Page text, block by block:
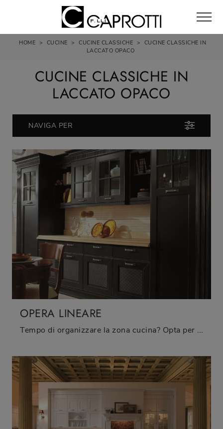
HOME > CUCINE > CUCINE CLASSICHE > CUCINE CLASSICHE IN
LACCATO OPACO
CUCINE CLASSICHE IN
LACCATO OPACO
NAVIGA PER
OPERA LINEARE
Tempo di organizzare la zona cucina? Opta per il modello Opera lineare Aster Cucine tra le nostre Cucine Classiche in linea.